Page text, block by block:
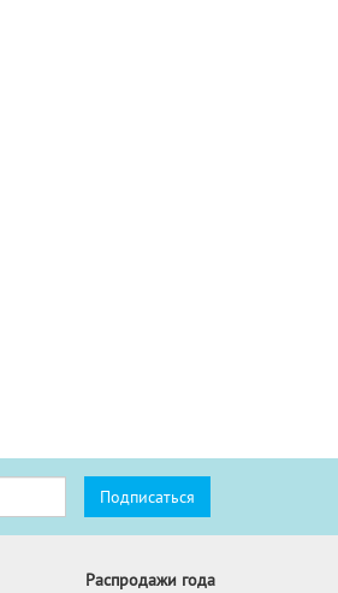
Распродажи года